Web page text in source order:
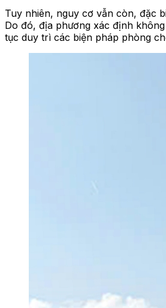
Tuy nhiên, nguy cơ vẫn còn, đặc
Do đó, địa phương xác định không
tục duy trì các biện pháp phòng